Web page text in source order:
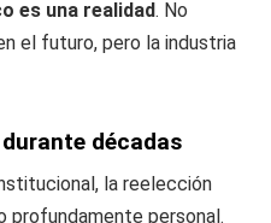
es una realidad. No
el futuro, pero la industria
décadas
la reelección
profundamente personal.